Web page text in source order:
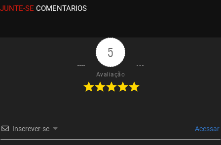
ASSISTIDO
EPISÓDIO 04
julho 08, 2023
EPISÓDIO 03
EPISÓDIO 02
JUNTE-SE COMENTARIOS
5
Avaliação
Inscrever-se Acessar